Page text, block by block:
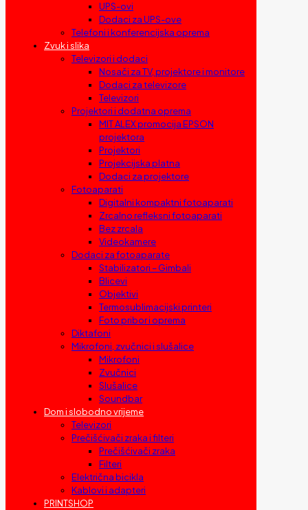
UPS-ovi
Dodaci za UPS-ove
Telefoni i konferencijska oprema
Zvuk i slika
Televizori i dodaci
Nosači za TV, projektore i monitore
Dodaci za televizore
Televizori
Projektori i dodatna oprema
MIT ALEX promocija EPSON
projektora
Projektori
Projekcijska platna
Dodaci za projektore
Fotoaparati
Digitalni kompaktni fotoaparati
Zrcalno refleksni fotoaparati
Bez zrcala
Videokamere
Dodaci za fotoaparate
Stabilizatori – Gimbali
Blicevi
Objektivi
Termosublimacijski printeri
Foto pribor i oprema
Diktafoni
Mikrofoni, zvučnici i slušalice
Mikrofoni
Zvučnici
Slušalice
Soundbar
Dom i slobodno vrijeme
Televizori
Prečišćivači zraka i filteri
Prečišćivači zraka
Filteri
Električna bicikla
Kablovi i adapteri
PRINTSHOP